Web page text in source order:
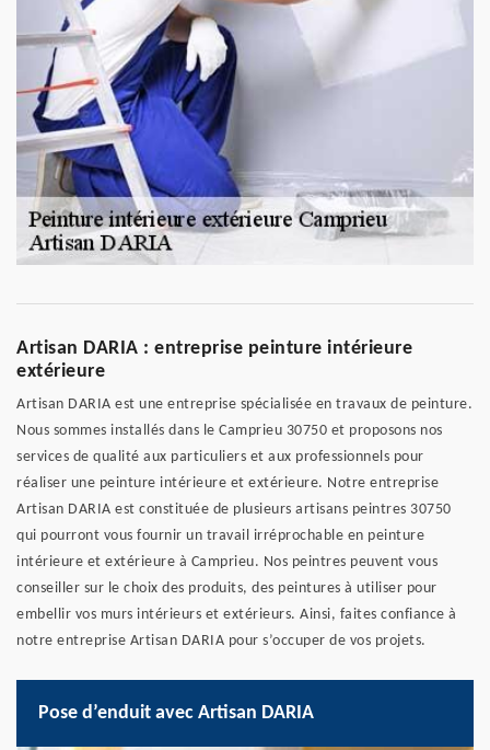
Artisan DARIA : entreprise peinture intérieure
extérieure
Artisan DARIA est une entreprise spécialisée en travaux de peinture.
Nous sommes installés dans le Camprieu 30750 et proposons nos
services de qualité aux particuliers et aux professionnels pour
réaliser une peinture intérieure et extérieure. Notre entreprise
Artisan DARIA est constituée de plusieurs artisans peintres 30750
qui pourront vous fournir un travail irréprochable en peinture
intérieure et extérieure à Camprieu. Nos peintres peuvent vous
conseiller sur le choix des produits, des peintures à utiliser pour
embellir vos murs intérieurs et extérieurs. Ainsi, faites confiance à
notre entreprise Artisan DARIA pour s’occuper de vos projets.
Pose d’enduit avec Artisan DARIA